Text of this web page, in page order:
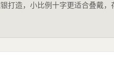
打造，小比例十字更适合叠戴